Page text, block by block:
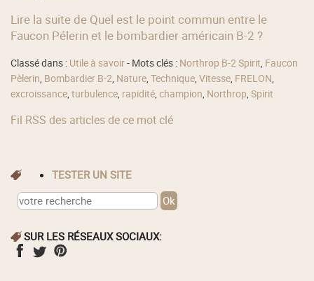
Lire la suite de Quel est le point commun entre le
Faucon Pélerin et le bombardier américain B-2 ?
Classé dans : Utile à savoir- Mots clés : Northrop B-2 Spirit, Faucon
Pèlerin, Bombardier B-2, Nature,Technique,Vitesse, FRELON,
excroissance,turbulence, rapidité,champion, Northrop,Spirit
Fil RSS des articles de ce mot clé
TESTER UN SITE
SUR LES RÉSEAUX SOCIAUX: